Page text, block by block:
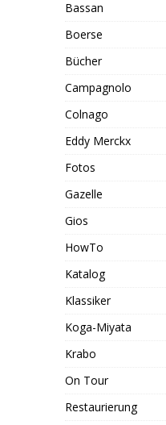
Bassan
Boerse
Bücher
Campagnolo
Colnago
Eddy Merckx
Fotos
Gazelle
Gios
HowTo
Katalog
Klassiker
Koga-Miyata
Krabo
On Tour
Restaurierung